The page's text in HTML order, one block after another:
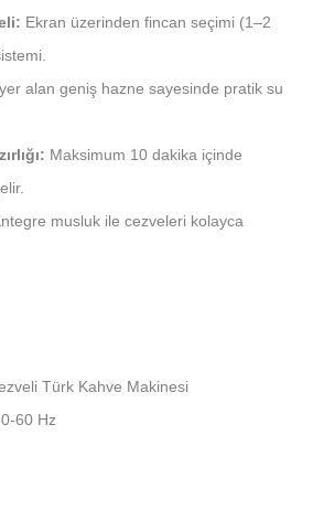
Ekran üzerinden fincan seçimi (1–2
alan geniş hazne sayesinde pratik su
Maksimum 10 dakika içinde
musluk ile cezveleri kolayca
Türk Kahve Makinesi
60 Hz